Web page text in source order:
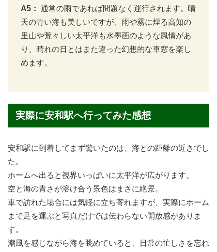
A5： 通常の雨であれば問題なく運行されます。晴
天の青い海も美しいですが、雨や霧に煙る高知の
里山や荒々しい太平洋も水墨画のような風情があ
り、晴れの日とはまた違った幻想的な車窓を楽し
めます。
実際に安和駅へ行ってみた感想
安和駅に到着してまず驚いたのは、海との距離の近さでし
た。
ホームへ出ると視界いっぱいに太平洋が広がります。
空と海の青さが溶け合う景色はまさに絶景。
車で訪れた場合には気軽に立ち寄れますが、実際にホーム
まで足を運ぶと写真だけでは伝わらない開放感がありま
す。
潮風を感じながら海を眺めていると、日常の忙しさを忘れ